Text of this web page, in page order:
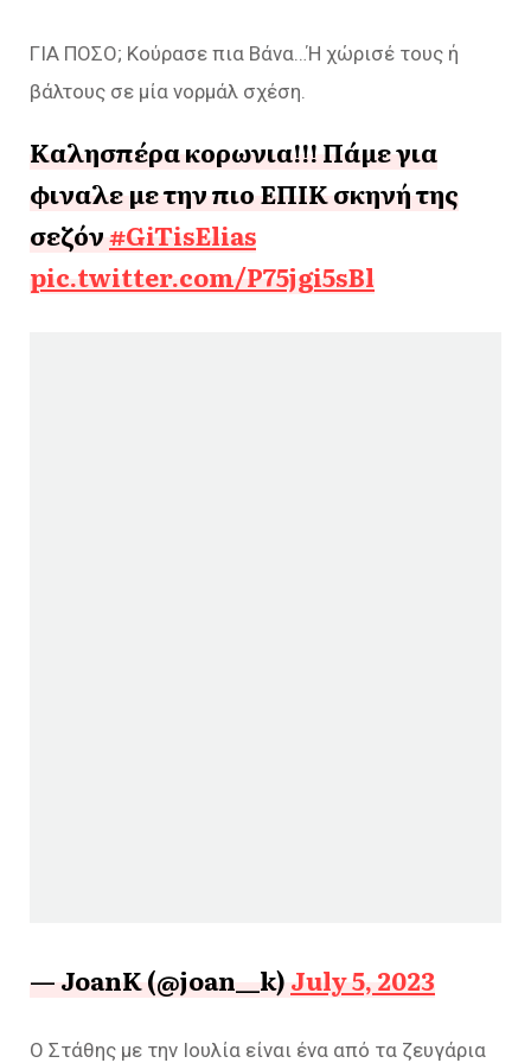
ΓΙΑ ΠΟΣΟ; Κούρασε πια Βάνα…Ή χώρισέ τους ή
βάλτους σε μία νορμάλ σχέση.
Καλησπέρα κορωνια!!! Πάμε για
φιναλε με την πιο ΕΠΙΚ σκηνή της
σεζόν#GiTisElias
pic.twitter.com/P75jgi5sBl
— JoanK (@joan__k)July 5, 2023
Ο Στάθης με την Ιουλία είναι ένα από τα ζευγάρια